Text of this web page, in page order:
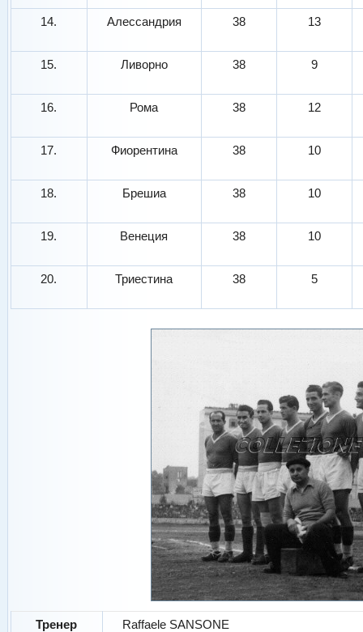
14. Алессандрия 38 13
15. Ливорно 38 9
16. Рома 38 12
17. Фиорентина 38 10
18. Брешиа 38 10
19. Венеция 38 10
20. Триестина 38 5
Тренер
Raffaele SANSONE